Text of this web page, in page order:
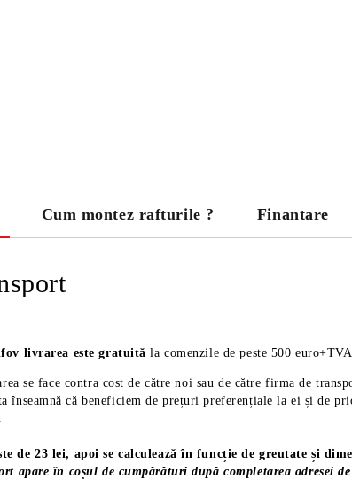
Cum montez rafturile ? Finantare
livrarea este gratuită la comenzile de peste 500
se face contra cost de către noi sau de către firma de
înseamnă că beneficiem de prețuri preferențiale la ei și de
de 23 lei, apoi se calculează în funcție de greutate și
apare în coșul de cumpărături după completarea adresei